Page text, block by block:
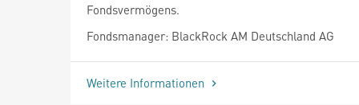
Fondsvermögens.
Fondsmanager: BlackRock AM Deutschland AG
Weitere Informationen